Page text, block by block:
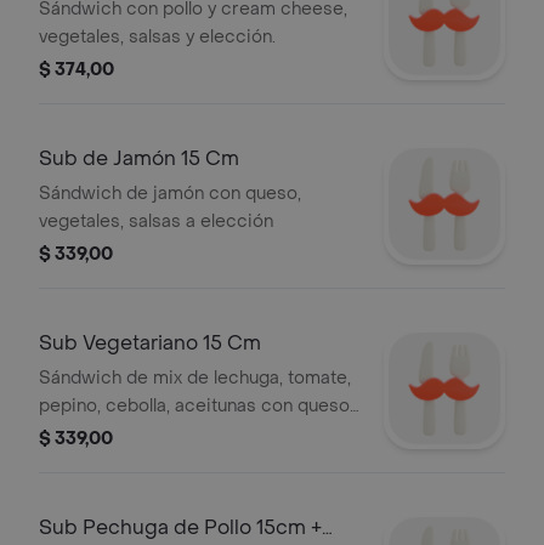
Sándwich con pollo y cream cheese,
vegetales, salsas y elección.
$ 374,00
Sub de Jamón 15 Cm
Sándwich de jamón con queso,
vegetales, salsas a elección
$ 339,00
Sub Vegetariano 15 Cm
Sándwich de mix de lechuga, tomate,
pepino, cebolla, aceitunas con queso,
vegetales, salsas a elección
$ 339,00
Sub Pechuga de Pollo 15cm +